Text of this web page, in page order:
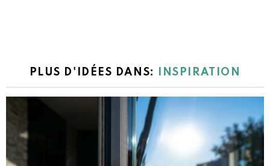
PLUS D'IDÉES DANS: INSPIRATION